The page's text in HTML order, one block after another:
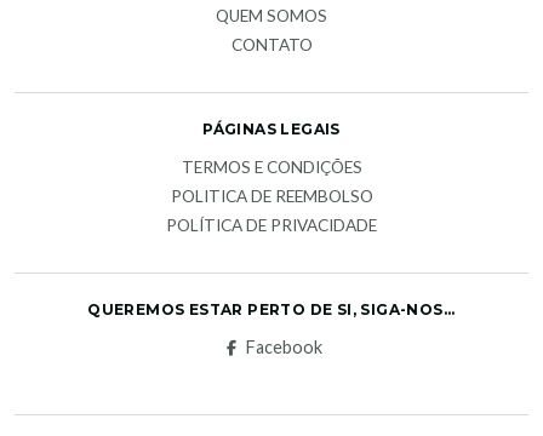
QUEM SOMOS
CONTATO
PÁGINAS LEGAIS
TERMOS E CONDIÇÕES
POLITICA DE REEMBOLSO
POLÍTICA DE PRIVACIDADE
QUEREMOS ESTAR PERTO DE SI, SIGA-NOS...
Facebook